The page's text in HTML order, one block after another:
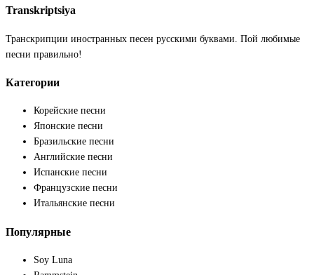
Transkriptsiya
Транскрипции иностранных песен русскими буквами. Пой любимые
песни правильно!
Категории
Корейские песни
Японские песни
Бразильские песни
Английские песни
Испанские песни
Французские песни
Итальянские песни
Популярные
Soy Luna